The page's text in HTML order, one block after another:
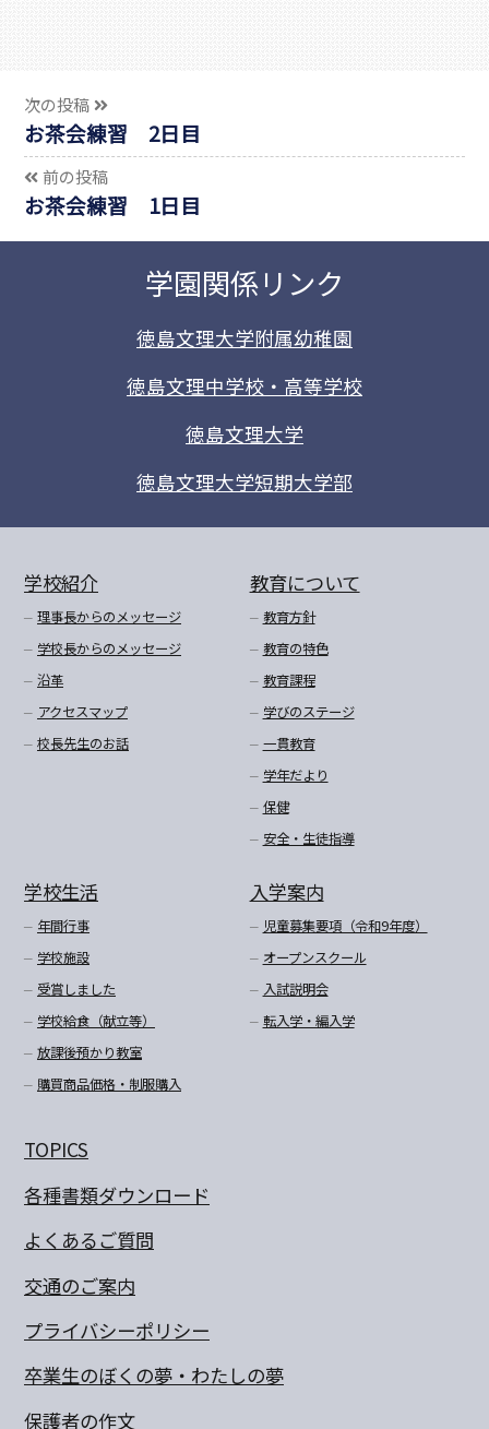
次の投稿
お茶会練習 2日目
前の投稿
お茶会練習 1日目
学園関係リンク
徳島文理大学附属幼稚園
徳島文理中学校・高等学校
徳島文理大学
徳島文理大学短期大学部
学校紹介
理事長からのメッセージ
学校長からのメッセージ
沿革
アクセスマップ
校長先生のお話
教育について
教育方針
教育の特色
教育課程
学びのステージ
一貫教育
学年だより
保健
安全・生徒指導
学校生活
年間行事
学校施設
受賞しました
学校給食（献立等）
放課後預かり教室
購買商品価格・制服購入
入学案内
児童募集要項（令和9年度）
オープンスクール
入試説明会
転入学・編入学
TOPICS
各種書類ダウンロード
よくあるご質問
交通のご案内
プライバシーポリシー
卒業生のぼくの夢・わたしの夢
保護者の作文